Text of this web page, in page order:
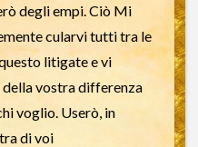
degli empi. Ciò Mi
cularvi tutti tra le
litigate e vi
della vostra differenza
voglio. Userò, in
di voi